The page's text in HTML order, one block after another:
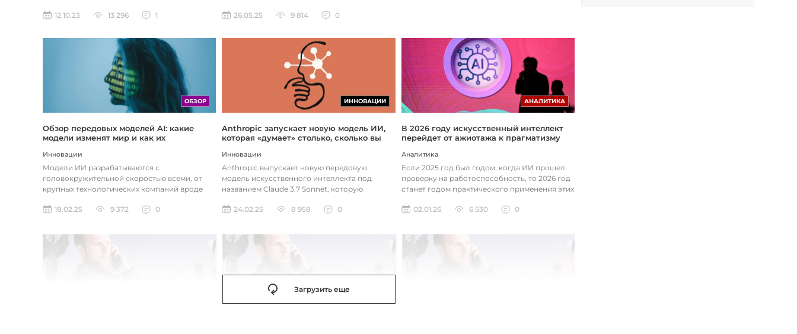
12.10.23
13 296 1 26.05.25 9 814 0
ОБЗОР
Обзор передовых моделей AI: какие
модели изменят мир и как их
Инновации
Модели ИИ разрабатываются с
головокружительной скоростью всеми, от
крупных технологических компаний вроде
Anthropic...
18.02.25 9 372 0
ИННОВАЦИИ
Anthropic запускает новую модель ИИ,
которая «думает» столько, сколько вы
Инновации
Anthropic выпускает новую передовую
модель искусственного интеллекта под
названием Claude 3.7 Sonnet, которую
24.02.25
8 958 0
АНАЛИТИКА
В 2026 году искусственный интеллект
перейдет от ажиотажа к прагматизму
Аналитика
Если 2025 год был годом, когда ИИ прошел
проверку на работоспособность, то 2026 год
станет годом практического применения этих
02.01.26
6 530 0
Загрузить еще